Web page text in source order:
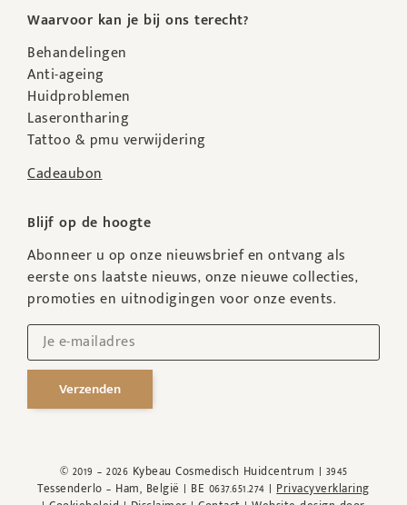
Waarvoor kan je bij ons terecht?
Behandelingen
Anti-ageing
Huidproblemen
Laserontharing
Tattoo & pmu verwijdering
Cadeaubon
Blijf op de hoogte
Abonneer u op onze nieuwsbrief en ontvang als
eerste ons laatste nieuws, onze nieuwe collecties,
promoties en uitnodigingen voor onze events.
Verzenden
© 2019 – 2026 Kybeau Cosmedisch Huidcentrum | 3945
Tessenderlo – Ham, België | BE 0637.651.274 |Privacyverklaring